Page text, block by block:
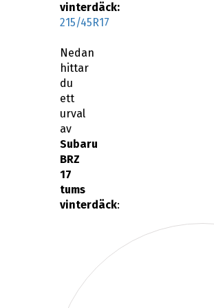
vinterdäck:
215/45R17
Nedan
hittar
du
ett
urval
av
Subaru
BRZ
17
tums
vinterdäck: